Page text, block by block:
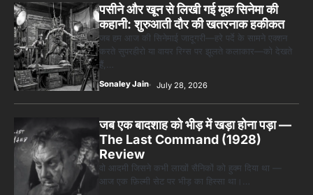
पसीने और खून से लिखी गई मूक सिनेमा की
कहानी: शुरुआती दौर की खतरनाक हकीकत
जब हम आज की सिनेमाई जादूगरी—हरे पर्दे के सामने एक्शन
करते सुपरहीरो या वायर रिग्स पर झूलते कलाकार—को देखते
हैं,…
Sonaley Jain July 28, 2026
जब एक बादशाह को भीड़ में खड़ा होना पड़ा —
The Last Command (1928)
Review
वो आदमी जिसने कभी लाखों सैनिकों को हुक्म दिया था —
आज एक फ़िल्मी सेट पर भीड़ का हिस्सा था।…